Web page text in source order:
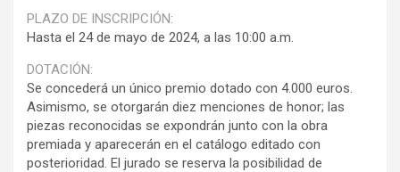
PLAZO DE INSCRIPCIÓN:
Hasta el 24 de mayo de 2024, a las 10:00 a.m.
DOTACIÓN:
Se concederá un único premio dotado con 4.000 euros.
Asimismo, se otorgarán diez menciones de honor; las
piezas reconocidas se expondrán junto con la obra
premiada y aparecerán en el catálogo editado con
posterioridad. El jurado se reserva la posibilidad de